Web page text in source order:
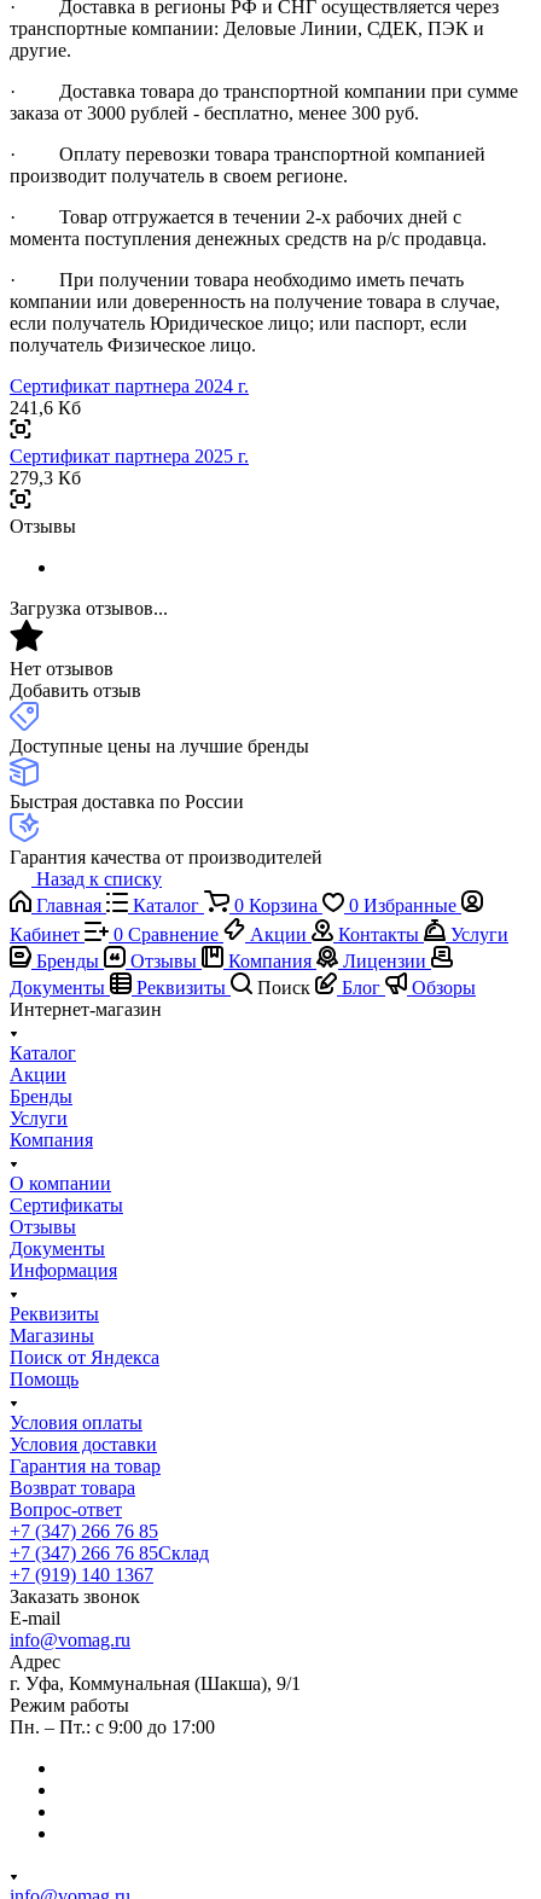
· Доставка в регионы РФ и СНГ осуществляется через
транспортные компании: Деловые Линии, СДЕК, ПЭК и
другие.
· Доставка товара до транспортной компании при сумме
заказа от 3000 рублей - бесплатно, менее 300 руб.
· Оплату перевозки товара транспортной компанией
производит получатель в своем регионе.
· Товар отгружается в течении 2-х рабочих дней с
момента поступления денежных средств на р/с продавца.
· При получении товара необходимо иметь печать
компании или доверенность на получение товара в случае,
если получатель Юридическое лицо; или паспорт, если
получатель Физическое лицо.
Сертификат партнера 2024 г.
241,6 Кб
Сертификат партнера 2025 г.
279,3 Кб
Отзывы
Загрузка отзывов...
Нет отзывов
Добавить отзыв
Доступные цены на лучшие бренды
Быстрая доставка по России
Гарантия качества от производителей
Назад к списку
Главная
Каталог 0 Корзина 0 Избранные
Кабинет
0 Сравнение Акции Контакты
Услуги
Бренды
Отзывы Компания
Лицензии
Документы
Реквизиты Поиск Блог
Обзоры
Интернет-магазин
Каталог
Акции
Бренды
Услуги
Компания
О компании
Сертификаты
Отзывы
Документы
Информация
Реквизиты
Магазины
Поиск от Яндекса
Помощь
Условия оплаты
Условия доставки
Гарантия на товар
Возврат товара
Вопрос-ответ
+7 (347) 266 76 85
+7 (347) 266 76 85Склад
+7 (919) 140 1367
Заказать звонок
E-mail
info@vomag.ru
Адрес
г. Уфа, Коммунальная (Шакша), 9/1
Режим работы
Пн. – Пт.: с 9:00 до 17:00